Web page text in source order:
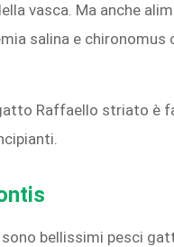
vasca. Ma anche
salina e chironomus
Raffaello striato è
bellissimi pesci